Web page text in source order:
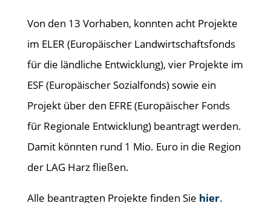
Von den 13 Vorhaben, konnten acht Projekte
im ELER (Europäischer Landwirtschaftsfonds
für die ländliche Entwicklung), vier Projekte im
ESF (Europäischer Sozialfonds) sowie ein
Projekt über den EFRE (Europäischer Fonds
für Regionale Entwicklung) beantragt werden.
Damit könnten rund 1 Mio. Euro in die Region
der LAG Harz fließen.
Alle beantragten Projekte finden Sie hier.